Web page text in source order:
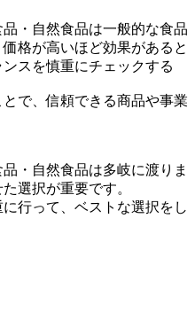
・自然食品は一般的な食品
格が高いほど効果があると
スを慎重にチェックする
で、信頼できる商品や事業
・自然食品は多岐に渡りま
選択が重要です。
行って、ベストな選択をし